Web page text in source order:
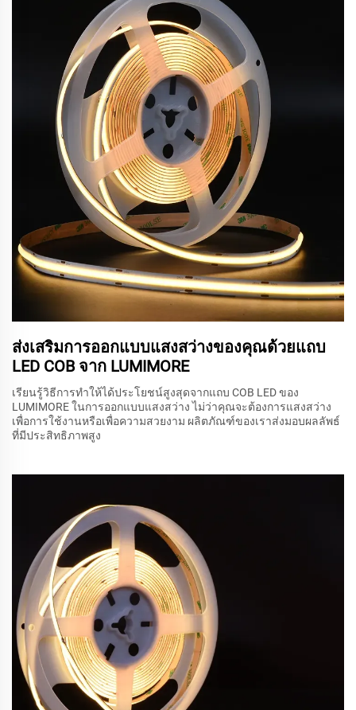
ส่งเสริมการออกแบบแสงสว่างของคุณด้วยแถบ
LED COB จาก LUMIMORE
เรียนรู้วิธีการทำให้ได้ประโยชน์สูงสุดจากแถบ COB LED ของ
LUMIMORE ในการออกแบบแสงสว่าง ไม่ว่าคุณจะต้องการแสงสว่าง
เพื่อการใช้งานหรือเพื่อความสวยงาม ผลิตภัณฑ์ของเราส่งมอบผลลัพธ์
ที่มีประสิทธิภาพสูง